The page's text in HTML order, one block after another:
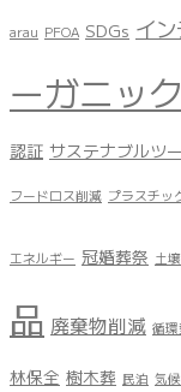
arau PFOA SDGs イ
ーガニック
認証 サステナブルツ
フードロス削減 プラスチッ
エネルギー 冠婚葬祭 土
品 廃棄物削減 循
林保全 樹木葬 民泊 気